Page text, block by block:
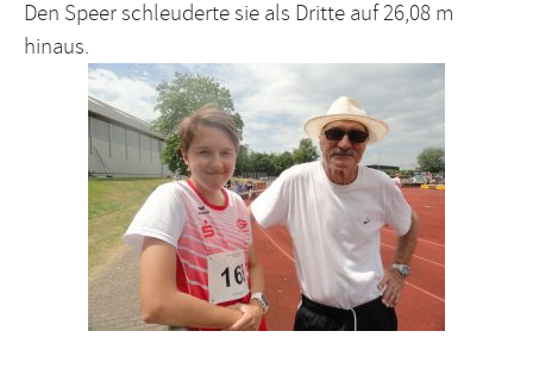
Den Speer schleuderte sie als Dritte auf 26,08 m
hinaus.